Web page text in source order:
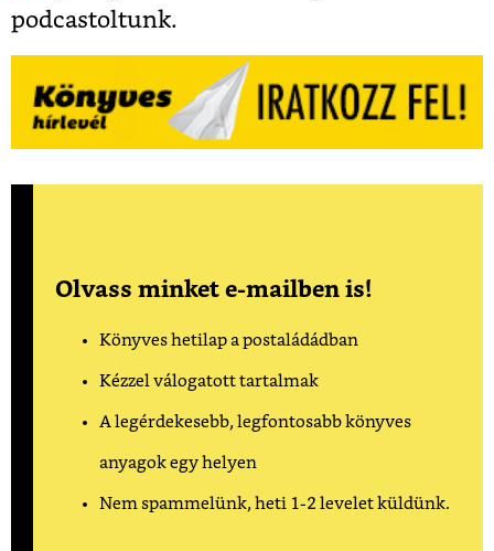
podcastoltunk.
Olvass minket e-mailben is!
Könyves hetilap a postaládádban
Kézzel válogatott tartalmak
A legérdekesebb, legfontosabb könyves
anyagok egy helyen
Nem spammelünk, heti 1-2 levelet küldünk.